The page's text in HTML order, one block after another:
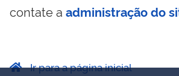
contate a administração do
Ir para a página inicial